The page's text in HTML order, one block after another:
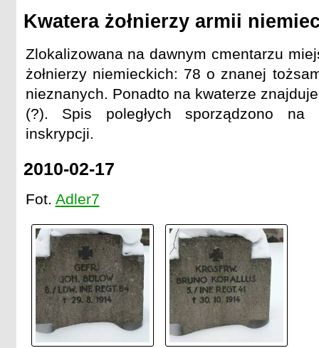
Kwatera żołnierzy armii
Zlokalizowana na dawnym cmentarzu
żołnierzy niemieckich: 78 o znanej
nieznanych. Ponadto na kwaterze
(?). Spis poległych sporządzono na
inskrypcji.
2010-02-17
Fot. Adler7